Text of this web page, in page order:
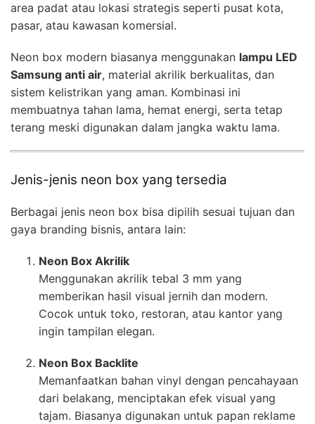
area padat atau lokasi strategis seperti pusat kota,
pasar, atau kawasan komersial.
Neon box modern biasanya menggunakan lampu LED
Samsung anti air, material akrilik berkualitas, dan
sistem kelistrikan yang aman. Kombinasi ini
membuatnya tahan lama, hemat energi, serta tetap
terang meski digunakan dalam jangka waktu lama.
Jenis-jenis neon box yang tersedia
Berbagai jenis neon box bisa dipilih sesuai tujuan dan
gaya branding bisnis, antara lain:
Neon Box Akrilik
Menggunakan akrilik tebal 3 mm yang
memberikan hasil visual jernih dan modern.
Cocok untuk toko, restoran, atau kantor yang
ingin tampilan elegan.
Neon Box Backlite
Memanfaatkan bahan vinyl dengan pencahayaan
dari belakang, menciptakan efek visual yang
tajam. Biasanya digunakan untuk papan reklame